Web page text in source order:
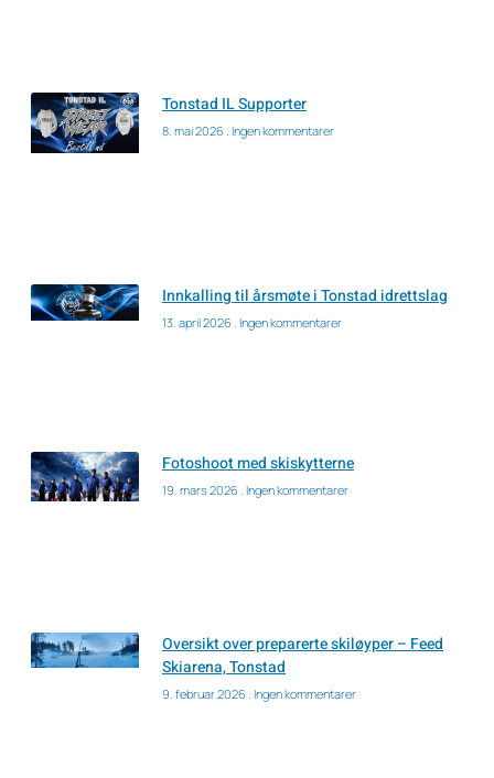
Tonstad IL Supporter
8. mai 2026 Ingen kommentarer
Innkalling til årsmøte i Tonstad idrettslag
13. april 2026 Ingen kommentarer
Fotoshoot med skiskytterne
19. mars 2026 Ingen kommentarer
Oversikt over preparerte skiløyper – Feed
Skiarena, Tonstad
9. februar 2026 Ingen kommentarer